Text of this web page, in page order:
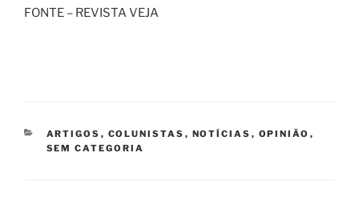
FONTE – REVISTA VEJA
CATEGORIAS
ARTIGOS , COLUNISTAS , NOTÍCIAS , OPINIÃO ,
SEM CATEGORIA